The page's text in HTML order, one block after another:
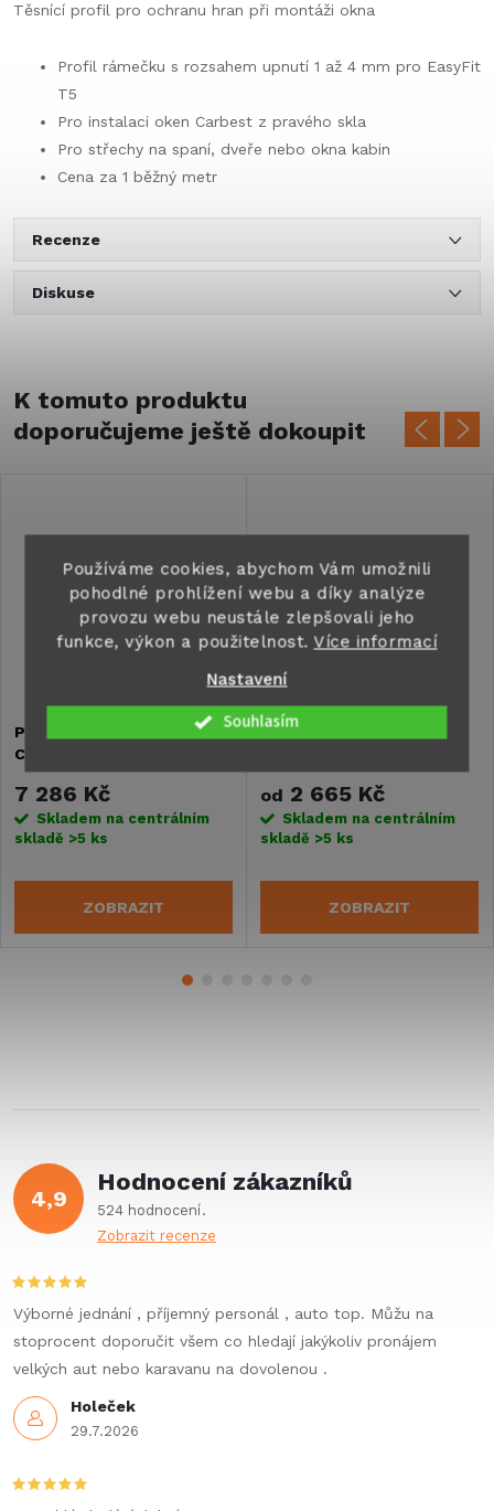
Používáme cookies, abychom Vám umožnili
pohodlné prohlížení webu a díky analýze
provozu webu neustále zlepšovali jeho
funkce, výkon a použitelnost. Více informací
Nastavení
Souhlasím
Těsnící profil pro ochranu hran při montáži okna
Profil rámečku s rozsahem upnutí 1 až 4 mm pro EasyFit
T5
Pro instalaci oken Carbest z pravého skla
Pro střechy na spaní, dveře nebo okna kabin
Cena za 1 běžný metr
Recenze
Diskuse
K tomuto produktu
doporučujeme ještě dokoupit
Posuvné boční okno
Carbest pro VW Caddy Maxi
od roku 2021
7 286 Kč
Skladem na centrálním
skladě >5 ks
ZOBRAZIT
Pevné okno Carbest pro
2008
od 2 665 Kč
Skladem na centrálním
skladě >5 ks
ZOBRAZIT
4,9
Hodnocení zákazníků
524 hodnocení
Zobrazit recenze
Holeček
29.7.2026
Výborné jednání , příjemný personál , auto top. Můžu na
stoprocent doporučit všem co hledají jakýkoliv pronájem
velkých aut nebo karavanu na dovolenou .